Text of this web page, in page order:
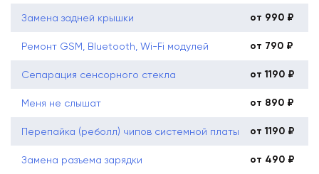
Замена задней крышки от 990 ₽
Ремонт GSM, Bluetooth, Wi-Fi модулей от 790 ₽
Сепарация сенсорного стекла от 1190 ₽
Меня не слышат от 890 ₽
Перепайка (реболл) чипов системной платы от 1190 ₽
Замена разъема зарядки от 490 ₽